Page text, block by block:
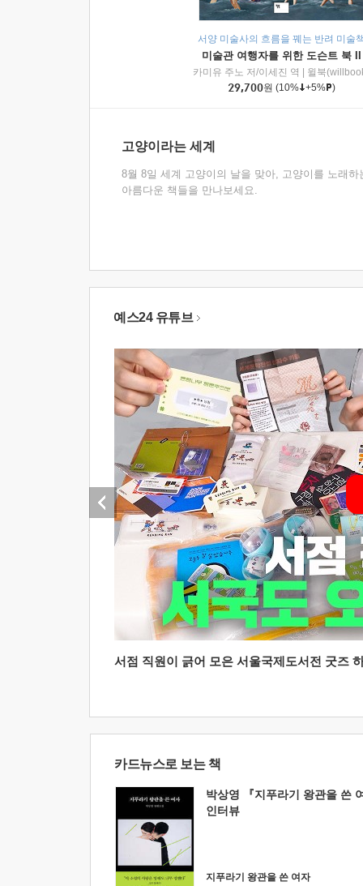
서양 미술사의 흐름을 꿰는 반려 미술
미술관 여행자를 위한 도슨트 북 II
카미유 주노 저/이세진 역
윌북
29,700원 (10% +5% )
고양이라는 세계
8월 8일 세계 고양이의 날을 맞아, 고양이를 노래하
아름다운 책들을 만나보세요.
예스24 유튜브
서점 직원이 긁어 모은 서울국제도서전 굿즈
카드뉴스로 보는 책
박상영 『지푸라기 왕관을 쓴
인터뷰
지푸라기 왕관을 쓴 여자